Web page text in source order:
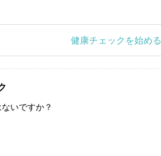
健康チェックを始める
いですか？